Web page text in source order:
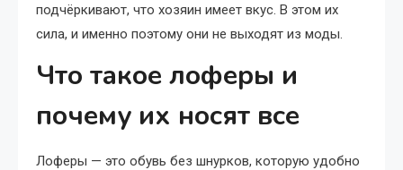
подчёркивают, что хозяин имеет вкус. В этом их
сила, и именно поэтому они не выходят из моды.
Что такое лоферы и
почему их носят все
Лоферы — это обувь без шнурков, которую удобно